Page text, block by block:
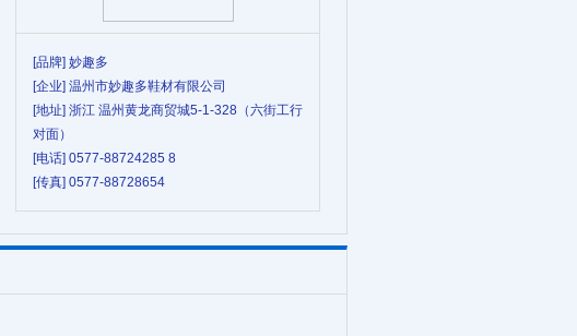
[品牌] 妙趣多
[企业] 温州市妙趣多鞋材有限公司
[地址] 浙江 温州黄龙商贸城5-1-328（六街工行
对面）
[电话] 0577-88724285 8
[传真] 0577-88728654